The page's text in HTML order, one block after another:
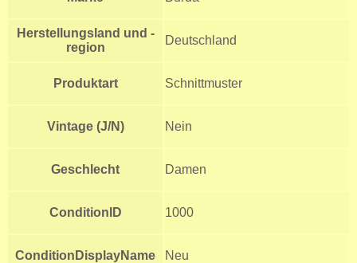
Herstellungsland und -
region
Deutschland
Produktart Schnittmuster
Vintage (J/N) Nein
Geschlecht Damen
ConditionID 1000
ConditionDisplayName Neu